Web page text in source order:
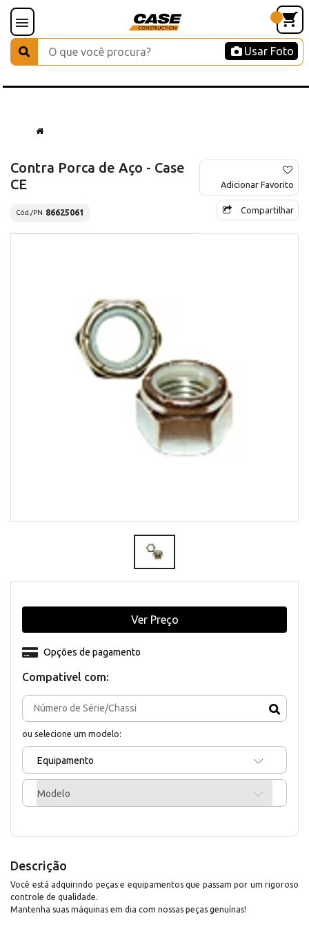
Usar Foto
Contra Porca de Aço - Case
CE
Cód./PN 86625061
Adicionar Favorito
Compartilhar
Compativel com:
ou selecione um modelo:
Equipamento
Modelo
Opções de pagamento
Ver Preço
Descrição
Você está adquirindo peças e equipamentos que passam por um rigoroso
controle de qualidade.
Mantenha suas máquinas em dia com nossas peças genuínas!